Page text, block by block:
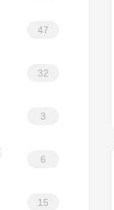
47
32
3
6
15